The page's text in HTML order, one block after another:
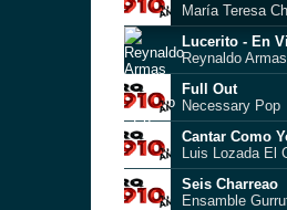
María Teresa
Lucerito - En
Reynaldo Armas
Full Out
Necessary Pop
Cantar Como
Luis Lozada El
Seis Charreao
Ensamble